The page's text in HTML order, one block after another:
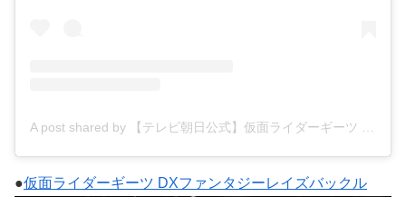
●仮面ライダーギーツ DXファンタジーレイズバックル